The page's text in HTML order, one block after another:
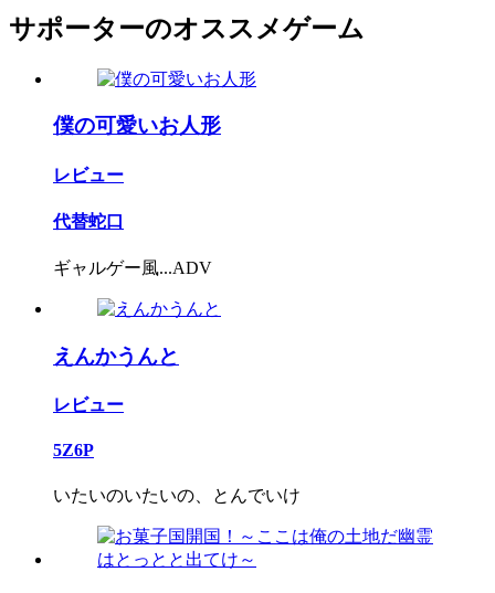
サポーターのオススメゲーム
僕の可愛いお人形
レビュー
代替蛇口
ギャルゲー風...ADV
えんかうんと
レビュー
5Z6P
いたいのいたいの、とんでいけ